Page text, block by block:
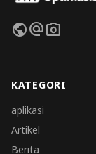
publicalternate_emailphoto_camera
KATEGORI
aplikasi
Artikel
Berita